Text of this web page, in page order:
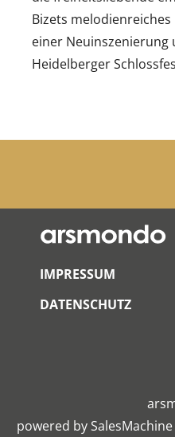
Bizets
einer
Heidelberger
IMPRESSUM
DATENSCHUTZ
powered bySalesMachine